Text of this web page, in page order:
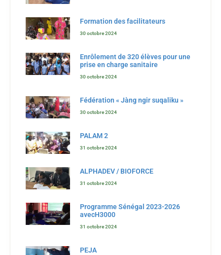
Formation des facilitateurs
30 octobre 2024
Enrôlement de 320 élèves pour une
prise en charge sanitaire
30 octobre 2024
Fédération « Jàng ngir suqaliku »
30 octobre 2024
PALAM 2
31 octobre 2024
ALPHADEV / BIOFORCE
31 octobre 2024
Programme Sénégal 2023-2026
avecH3000
31 octobre 2024
PEJA